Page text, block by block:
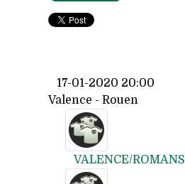
17-01-2020 20:00
Valence - Rouen
VALENCE/ROMANS